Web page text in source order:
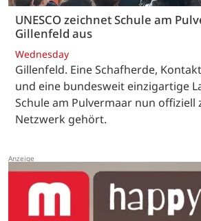
UNESCO zeichnet Schule am
Gillenfeld aus
Wednesday
Gillenfeld. Eine Schafherde,
und eine bundesweit einzigartige
Schule am Pulvermaar nun offiziell
Netzwerk gehört.